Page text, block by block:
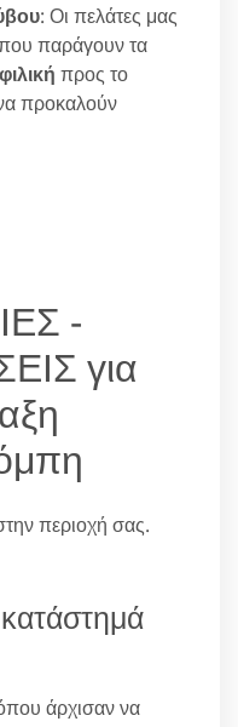
: Οι πελάτες μας
παράγουν τα
προς το
προκαλούν
-
για
περιοχή σας.
άρχισαν να